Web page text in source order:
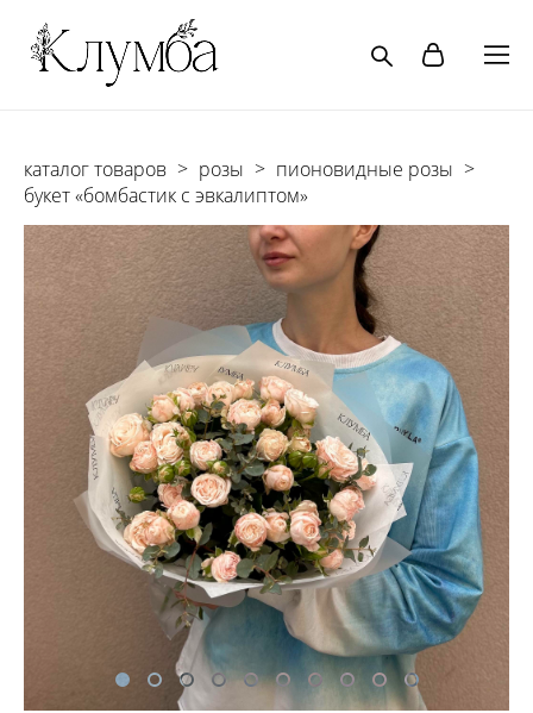
каталог товаров > розы > пионовидные розы >
букет «бомбастик с эвкалиптом»